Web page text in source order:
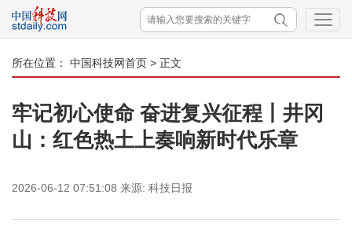
所在位置： 中国科技网首页 > 正文
牢记初心使命 奋进复兴征程丨井冈
山：红色热土上奏响新时代乐章
2026-06-12 07:51:08 来源: 科技日报